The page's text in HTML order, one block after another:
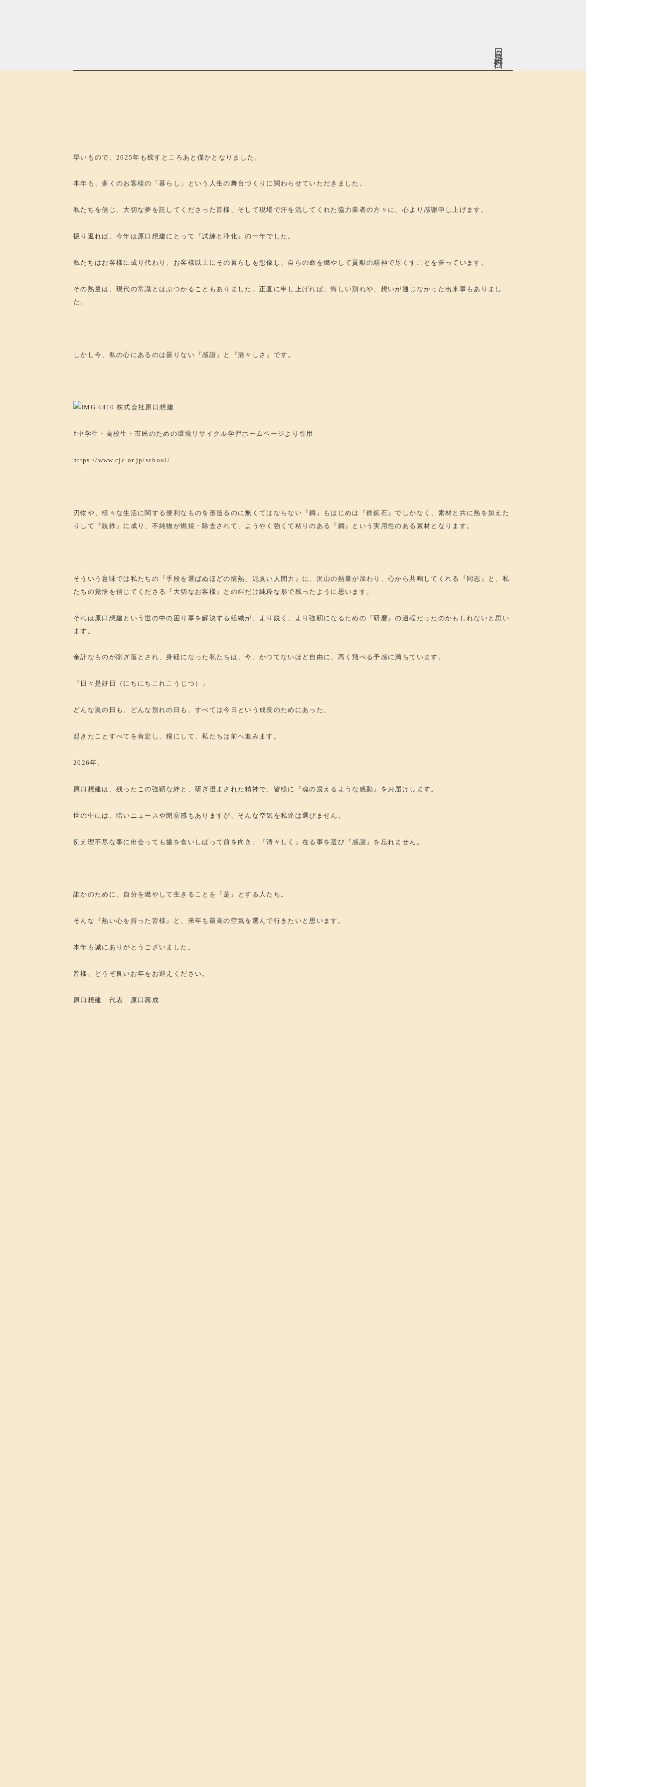
日々是好日
早いもので、2025年も残すところあと僅かとなりました。
本年も、多くのお客様の「暮らし」という人生の舞台づくりに関わらせていただきました。
私たちを信じ、大切な夢を託してくださった皆様、そして現場で汗を流してくれた協力業者の方々に、心より感謝申し上げます。
振り返れば、今年は原口想建にとって『試練と浄化』の一年でした。
私たちはお客様に成り代わり、お客様以上にその暮らしを想像し、自らの命を燃やして貢献の精神で尽くすことを誓っています。
その熱量は、現代の常識とはぶつかることもありました。正直に申し上げれば、悔しい別れや、想いが通じなかった出来事もありまし
た。
しかし今、私の心にあるのは曇りない『感謝』と『清々しさ』です。
⇧中学生・高校生・市民のための環境リサイクル学習ホームページより引用
https://www.cjc.or.jp/school/
刃物や、様々な生活に関する便利なものを形造るのに無くてはならない『鋼』もはじめは『鉄鉱石』でしかなく、素材と共に熱を加えた
りして『銑鉄』に成り、不純物が燃焼・除去されて、ようやく強くて粘りのある『鋼』という実用性のある素材となります。
そういう意味では私たちの『手段を選ばぬほどの情熱、泥臭い人間力』に、沢山の熱量が加わり、心から共鳴してくれる『同志』と、私
たちの覚悟を信じてくださる『大切なお客様』との絆だけ純粋な形で残ったように思います。
それは原口想建という世の中の困り事を解決する組織が、より鋭く、より強靭になるための『研磨』の過程だったのかもしれないと思い
ます。
余計なものが削ぎ落とされ、身軽になった私たちは、今、かつてないほど自由に、高く飛べる予感に満ちています。
「日々是好日（にちにちこれこうじつ）」
どんな嵐の日も、どんな別れの日も、すべては今日という成長のためにあった、
起きたことすべてを肯定し、糧にして、私たちは前へ進みます。
2026年。
原口想建は、残ったこの強靭な絆と、研ぎ澄まされた精神で、皆様に『魂の震えるような感動』をお届けします。
世の中には、暗いニュースや閉塞感もありますが、そんな空気を私達は選びません。
例え理不尽な事に出会っても歯を食いしばって前を向き、『清々しく』在る事を選び『感謝』を忘れません。
誰かのために、自分を燃やして生きることを『是』とする人たち。
そんな『熱い心を持った皆様』と、来年も最高の空気を選んで行きたいと思います。
本年も誠にありがとうございました。
皆様、どうぞ良いお年をお迎えください。
原口想建 代表 原口壽成